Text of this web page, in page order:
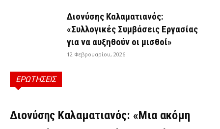
Διονύσης Καλαματιανός:
«Συλλογικές Συμβάσεις Εργασίας
για να αυξηθούν οι μισθοί»
12 Φεβρουαρίου, 2026
ΕΡΩΤΗΣΕΙΣ
ΕΡΩΤΉΣΕΙΣ
Διονύσης Καλαματιανός: «Μια ακόμη